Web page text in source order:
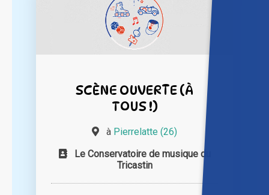
SCÈNE OUVERTE (À
TOUS !)
à Pierrelatte (26)
Le Conservatoire de musique du
Tricastin